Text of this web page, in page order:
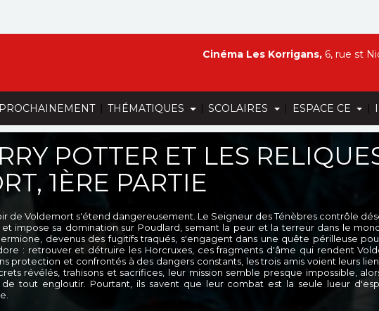
PROCHAINEMENT | THÉMATIQUES | SCOLAIRES | ESPACE CE |
Cinéma Les Korrigans, 6, rue st
POTTER ET LES
1ÈRE PARTIE
de Voldemort s'étend dangereusement. Le Seigneur des Ténèbres contrôle
impose sa domination sur Poudlard, semant la peur et la terreur dans le
devenus des fugitifs traqués, s'engagent dans une quête périlleuse
: retrouver et détruire les Horcruxes, ces fragments d'âme qui rendent
protection et confrontés à des dangers constants, les trois amis voient leurs
révélés, trahisons et sacrifices, leur mission semble presque impossible,
tout engloutir. Pourtant, ils savent que leur combat est la seule lueur